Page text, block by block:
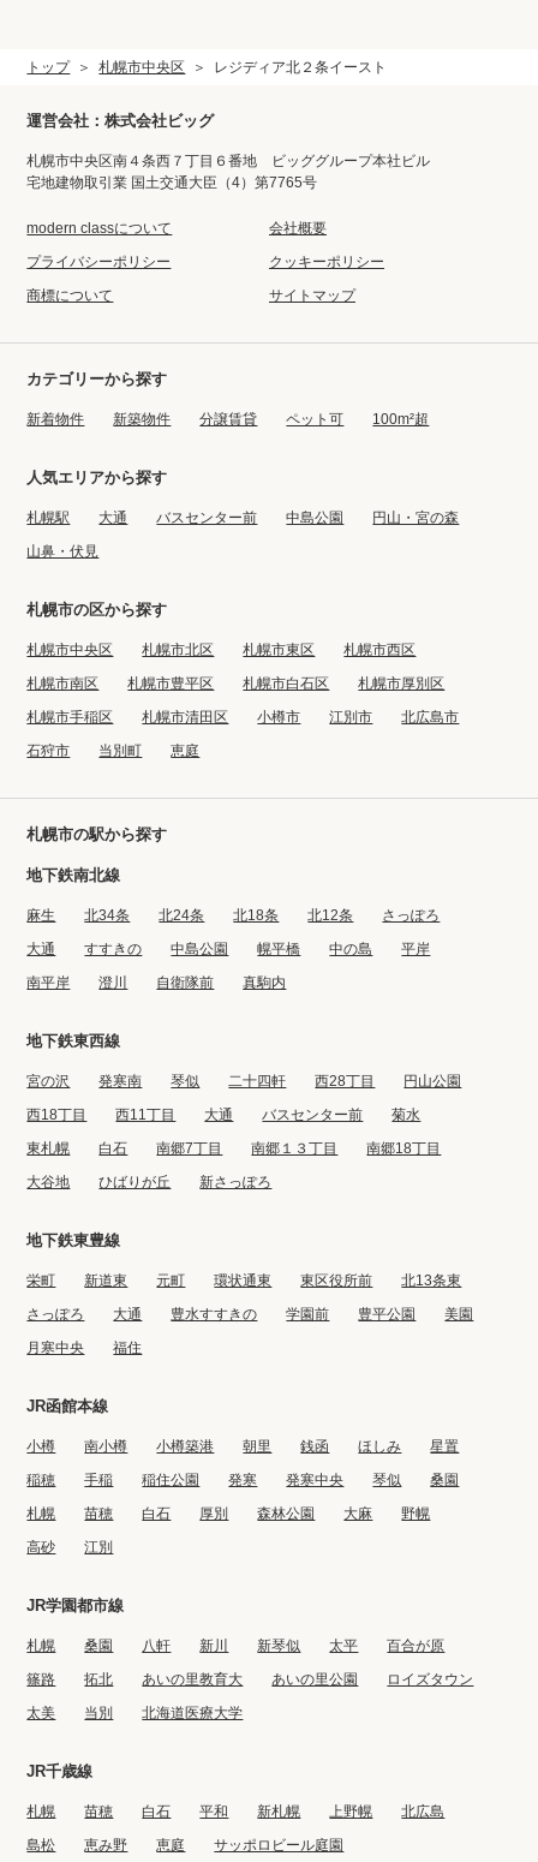
トップ 札幌市中央区 レジディア北２条イースト
運営会社：株式会社ビッグ
札幌市中央区南４条西７丁目６番地 ビッググループ本社ビル
宅地建物取引業 国土交通大臣（4）第7765号
modern classについて
会社概要
プライバシーポリシー
クッキーポリシー
商標について
サイトマップ
カテゴリーから探す
新着物件 新築物件 分譲賃貸 ペット可 100m²超
人気エリアから探す
札幌駅 大通 バスセンター前 中島公園
円山・宮の森
山鼻・伏見
札幌市の区から探す
札幌市中央区 札幌市北区 札幌市東区
札幌市西区
札幌市南区
札幌市豊平区 札幌市白石区
札幌市厚別区
札幌市手稲区
札幌市清田区 小樽市 江別市
北広島市
石狩市
当別町 恵庭
札幌市の駅から探す
地下鉄南北線
麻生 北34条 北24条 北18条 北12条
さっぽろ
大通
すすきの 中島公園 幌平橋 中の島
平岸
南平岸
澄川 自衛隊前 真駒内
地下鉄東西線
宮の沢 発寒南 琴似 二十四軒 西28丁目
円山公園
西18丁目
西11丁目 大通 バスセンター前
菊水
東札幌
白石 南郷7丁目 南郷１３丁目
南郷18丁目
大谷地
ひばりが丘 新さっぽろ
地下鉄東豊線
栄町 新道東 元町 環状通東 東区役所前
北13条東
さっぽろ
大通 豊水すすきの 学園前 豊平公園
美園
月寒中央
福住
JR函館本線
小樽 南小樽 小樽築港 朝里 銭函 ほしみ
星置
稲穂
手稲 稲住公園 発寒 発寒中央 琴似
桑園
札幌
苗穂 白石 厚別 森林公園 大麻
野幌
高砂
江別
JR学園都市線
札幌 桑園 八軒 新川 新琴似 太平
百合が原
篠路
拓北 あいの里教育大 あいの里公園
ロイズタウン
太美
当別 北海道医療大学
JR千歳線
札幌 苗穂 白石 平和 新札幌 上野幌
北広島
島松
恵み野 恵庭 サッポロビール庭園